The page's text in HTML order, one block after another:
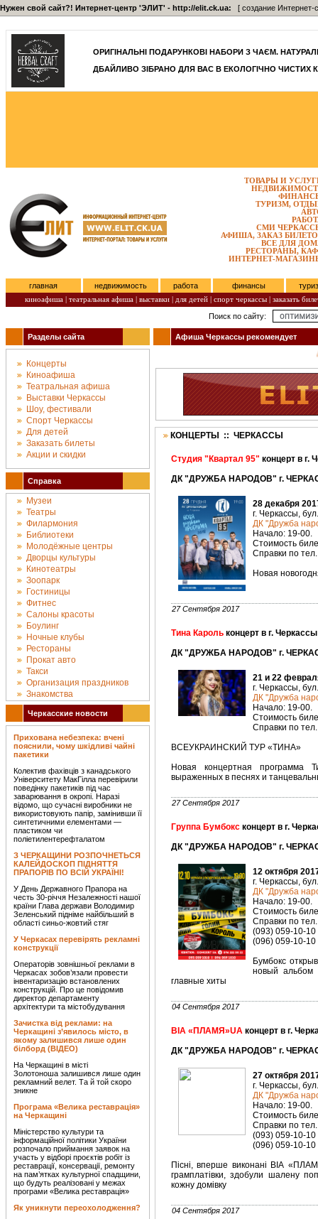
Нужен свой сайт?! Интернет-центр 'ЭЛИТ' - http://elit.ck.ua: [ создание Интернет-
]
ОРИГІНАЛЬНІ ПОДАРУНКОВІ НАБОРИ З ЧАЄМ.
ДБАЙЛИВО ЗІБРАНО ДЛЯ ВАС В ЕКОЛОГІЧНО ЧИСТИХ
ТОВАРЫ И
ТУРИЗМ,
СМИ
АФИША, ЗАКАЗ
ВСЕ ДЛЯ
РЕСТОРАНЫ,
ИНТЕРНЕТ-
главная недвижимость работа финансы
киноафиша | театральная афиша | выставки | для детей | спорт черкассы | заказать
Поиск по сайту:
Разделы сайта
Концерты
Киноафиша
Театральная афиша
Выставки Черкассы
Шоу, фестивали
Спорт Черкассы
Для детей
Заказать билеты
Акции и скидки
Справка
Музеи
Театры
Филармония
Библиотеки
Молодёжные центры
Дворцы культуры
Кинотеатры
Зоопарк
Гостиницы
Фитнес
Салоны красоты
Боулинг
Ночные клубы
Рестораны
Прокат авто
Такси
Организация праздников
Знакомства
Черкасские новости
Прихована небезпека: вчені
пояснили, чому шкідливі чайні
пакетики
Колектив фахівців з канадського
Університету МакГілла перевірили
поведінку пакетиків під час
заварювання в окропі. Наразі
відомо, що сучасні виробники не
використовують папір, замінивши її
синтетичними елементами —
пластиком чи
поліетилентерефталатом
З ЧЕРКАЩИНИ РОЗПОЧНЕТЬСЯ
КАЛЕЙДОСКОП ПІДНЯТТЯ
ПРАПОРІВ ПО ВСІЙ УКРАЇНІ!
У День Державного Прапора на
честь 30-річчя Незалежності нашої
країни Глава держави Володимир
Зеленський підніме найбільший в
області синьо-жовтий стяг
У Черкасах перевірять рекламні
конструкції
Операторів зовнішньої реклами в
Черкасах зобов’язали провести
інвентаризацію встановлених
конструкцій. Про це повідомив
директор департаменту
архітектури та містобудування
Зачистка від реклами: на
Черкащині з’явилось місто, в
якому залишився лише один
білборд (ВІДЕО)
На Черкащині в місті
Золотоноша залишився лише один
рекламний велет. Та й той скоро
зникне
Програма «Велика реставрація»
на Черкащині
Міністерство культури та
інформаційної політики України
розпочало приймання заявок на
участь у відборі проєктів робіт із
реставрації, консервації, ремонту
на пам’ятках культурної спадщини,
що будуть реалізовані у межах
програми «Велика реставрація»
Як уникнути переохолодження?
Афиша Черкассы рекомендует
КОНЦЕРТЫ :: ЧЕРКАССЫ
Студия "Квартал 95" концерт в г.
ДК "ДРУЖБА НАРОДОВ" г.
28 декабря
г. Черкассы,
ДК "Дружба
Начало: 19-00.
Стоимость
Справки по
Новая
27 Сентября 2017
Тина Карольконцерт в г. Черкассы
ДК "ДРУЖБА НАРОДОВ" г.
21 и 22
г. Черкассы,
ДК "Дружба
Начало: 19-00.
Стоимость
Справки по
ВСЕУКРАИНСКИЙ ТУР «ТИНА»
Новая концертная программа
выраженных в песнях и
27 Сентября 2017
Группа Бумбокс концерт в г.
ДК "ДРУЖБА НАРОДОВ" г.
12 октября
г. Черкассы,
ДК "Дружба
Начало: 19-00.
Стоимость
Справки по
(093) 059-10-10
(096) 059-10-10
Бумбокс
новый альбом
главные хиты
04 Сентября 2017
ВІА «ПЛАМЯ»UA концерт в г.
ДК "ДРУЖБА НАРОДОВ" г.
27 октября
г. Черкассы,
ДК "Дружба
Начало: 19-00.
Стоимость
Справки по
(093) 059-10-10
(096) 059-10-10
Пісні, вперше виконані ВІА
грамплатівки, здобули шалену
кожну домівку
04 Сентября 2017